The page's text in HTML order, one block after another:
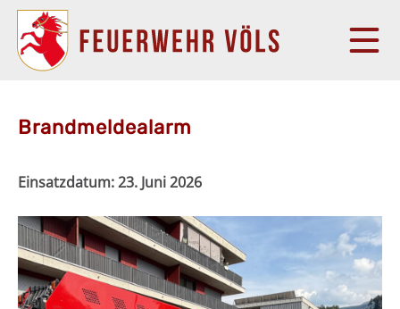
Brandmeldealarm
Einsatzdatum:23. Juni 2026